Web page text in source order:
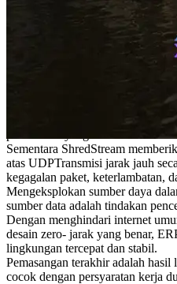
Dalam beberapa bulan terakhir,
Amsterdam telah meningkat
reputasi panjangnya untuk
validator yang berkembang ini
strategis dalam hal geografi dan
Karena kinerja jaringan selalu
dekat dengan sumber data
periode beban berat. Kedekatan
permintaan yang kuat untuk
Sementara ShredStream
atas UDPTransmisi jarak jauh
kegagalan paket, keterlambatan,
Mengeksplokan sumber daya
sumber data adalah tindakan
Dengan menghindari internet
desain zero- jarak yang benar,
lingkungan tercepat dan stabil.
Pemasangan terakhir adalah
cocok dengan persyaratan kerja